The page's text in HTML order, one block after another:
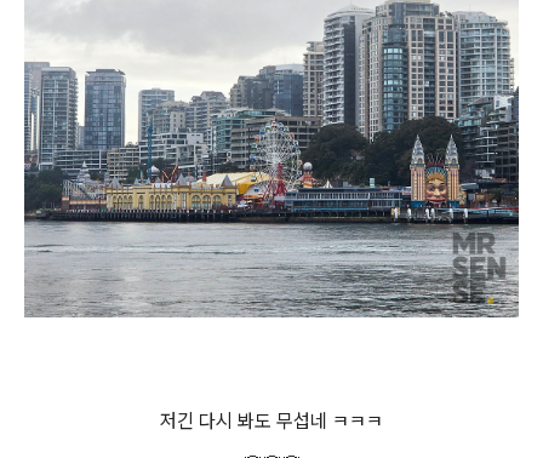
저긴 다시 봐도 무섭네 ㅋㅋㅋ